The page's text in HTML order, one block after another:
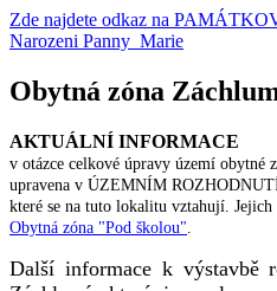
Zde najdete odkaz na
Narozeni Panny Marie
Obytná zóna
AKTUÁLNÍ INFORMACE
v otázce celkové úpravy území obytné
upravena v ÚZEMNÍM
které se na tuto lokalitu vztahují. Jejich
Obytná zóna "Pod školou"
Další informace k výstavbě